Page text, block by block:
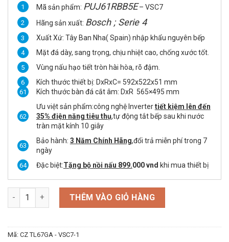
12,900,000 ₫.
Mã sản phẩm: PUJ61RBB5E– VSC7
Hãng sản xuất: Bosch ; Serie 4
Xuất Xứ: Tây Ban Nha( Spain) nhập khẩu nguyên bếp
Mặt đá dày, sang trọng, chịu nhiệt cao, chống xước tốt.
Vùng nấu hạo tiết tròn hài hòa, rõ đậm.
Kích thước thiết bị: DxRxC= 592x522x51 mm
Kích thước bàn đá cắt âm: DxR 565×495 mm
Ưu việt sản phẩm:công nghệ Invertertiết kiệm lên đến
35% điện năng tiêu thụ,tự động tắt bếp sau khi nước
tràn mặt kính 10 giây
Bảo hành: 3 Năm Chính Hãng,đổi trả miễn phí trong 7
ngày
Đặc biệt:Tặng bộ nồi nấu 899.000 vnd khi mua thiết bị
Bếp Từ Bosch PUJ61RBB5E Vinsun phân phối số lượng
THÊM VÀO GIỎ HÀNG
Mã: CZ TL67GA - VSC7-1